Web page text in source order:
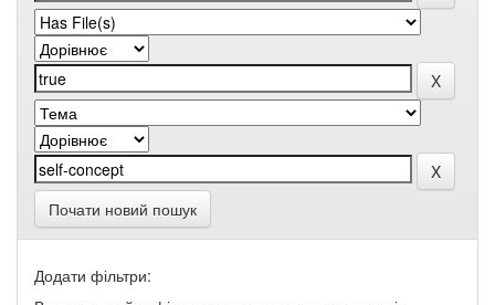
Почати новий пошук
Додати фільтри: